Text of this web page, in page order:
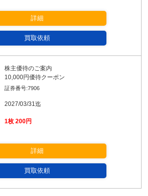
詳細
買取依頼
株主優待のご案内
10,000円優待クーポン
証券番号:7906
2027/03/31迄
1枚 200円
詳細
買取依頼